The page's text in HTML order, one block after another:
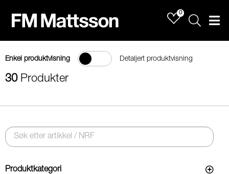
0
Sök
Enkel produktvisning Detaljert produktvisning
30 Produkter
Produktkategori